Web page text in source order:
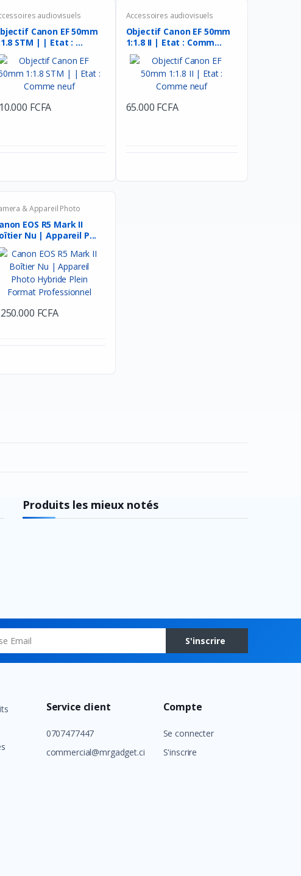
audiovisuels
Canon EF 50mm
1:1.8 STM | | Etat : ...
FCFA
Accessoires audiovisuels
Objectif Canon EF 50mm
1:1.8 II | Etat : Comm...
65.000 FCFA
& Appareil Photo
EOS R5 Mark II
Nu | Appareil P...
FCFA
Produits les mieux notés
S'inscrire
Service client
0707477447
commercial@mrgadget.ci
Compte
Se connecter
S'inscrire